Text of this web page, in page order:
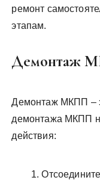
ремонт
этапам.
Демонтаж
Демонтаж МКПП –
демонтажа МКПП
действия: